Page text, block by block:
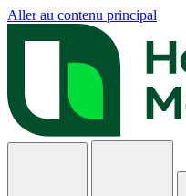
Aller au contenu principal